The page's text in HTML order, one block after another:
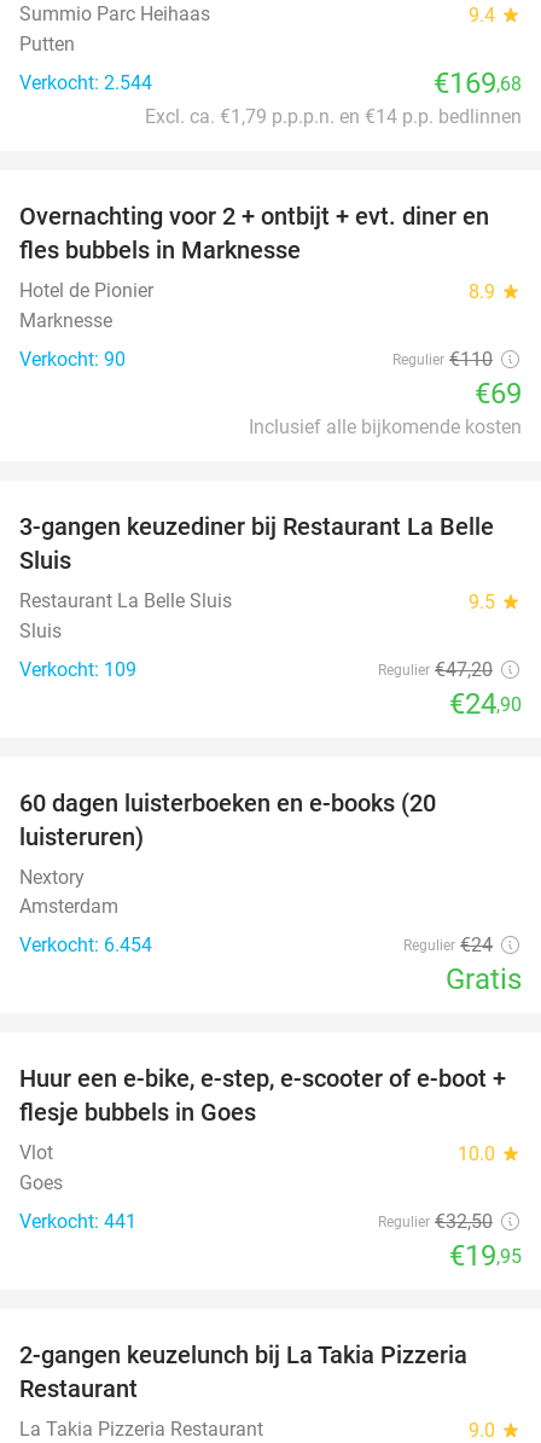
Summio Parc Heihaas 9.4 star
Putten
Verkocht: 2.544
€169,68
Excl. ca. €1,79 p.p.p.n. en €14 p.p. bedlinnen
37%
Overnachting voor 2 + ontbijt + evt. diner en
fles bubbels in Marknesse
Hotel de Pionier 8.9 star
Marknesse
Verkocht: 90
Regulier €110
€69
Inclusief alle bijkomende kosten
47%
3-gangen keuzediner bij Restaurant La Belle
Sluis
Restaurant La Belle Sluis 9.5 star
Sluis
Verkocht: 109
Regulier €47,20
€24,90
60 dagen luisterboeken en e-books (20
luisteruren)
Nextory
Amsterdam
Verkocht: 6.454
Regulier €24
Gratis
39%
Huur een e-bike, e-step, e-scooter of e-boot +
flesje bubbels in Goes
Vlot 10.0 star
Goes
Verkocht: 441
Regulier €32,50
€19,95
2-gangen keuzelunch bij La Takia Pizzeria
Restaurant
La Takia Pizzeria Restaurant 9.0 star